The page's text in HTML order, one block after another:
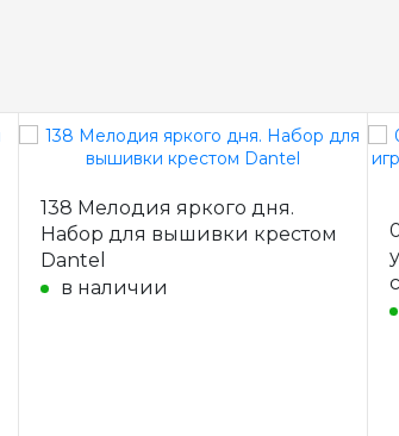
138 Мелодия яркого дня.
Набор для вышивки крестом
Dantel
в наличии